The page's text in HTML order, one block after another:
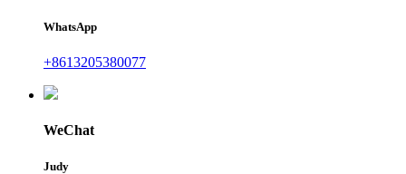
WhatsApp
+8613205380077
WeChat
Judy